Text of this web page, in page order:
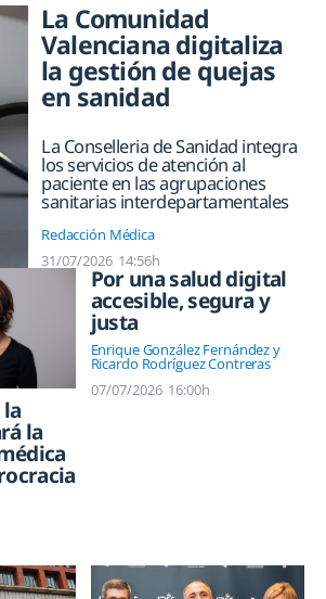
La Comunidad
Valenciana digitaliza
la gestión de quejas
en sanidad
La Conselleria de Sanidad integra
los servicios de atención al
paciente en las agrupaciones
sanitarias interdepartamentales
Redacción Médica
31/07/2026 14:56h
la
Por una salud digital
accesible, segura y
justa
Enrique González Fernández y
Ricardo Rodríguez Contreras
07/07/2026 16:00h